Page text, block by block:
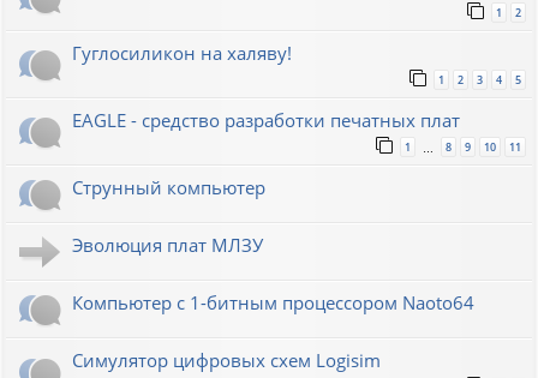
1 2
Гуглосиликон на халяву!
1 2 3 4 5
EAGLE - средство разработки печатных плат
1 … 8 9 10 11
Струнный компьютер
Эволюция плат МЛЗУ
Компьютер с 1-битным процессором Naoto64
Симулятор цифровых схем Logisim